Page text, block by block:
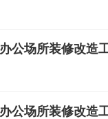
公场所装修改造
公场所装修改造